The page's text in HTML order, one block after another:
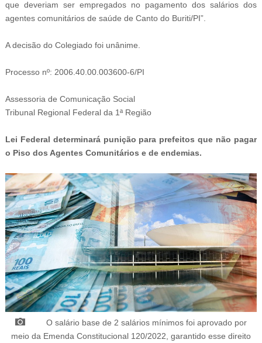
que deveriam ser empregados no pagamento dos salários dos
agentes comunitários de saúde de Canto do Buriti/PI”.
A decisão do Colegiado foi unânime.
Processo nº: 2006.40.00.003600-6/PI
Assessoria de Comunicação Social
Tribunal Regional Federal da 1ª Região
Lei Federal determinará punição para prefeitos que não pagar
o Piso dos Agentes Comunitários e de endemias.
O salário base de 2 salários mínimos foi aprovado por
meio da Emenda Constitucional 120/2022, garantido esse direito